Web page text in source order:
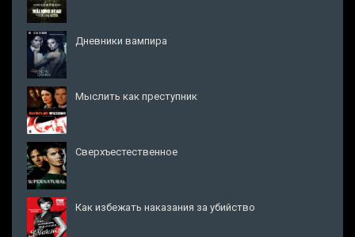
Дневники вампира
Мыслить как преступник
Сверхъестественное
Как избежать наказания за убийство